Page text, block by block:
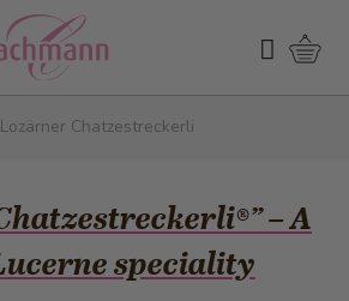
Search
Lozärner Chatzestreckerli
– A
speciality